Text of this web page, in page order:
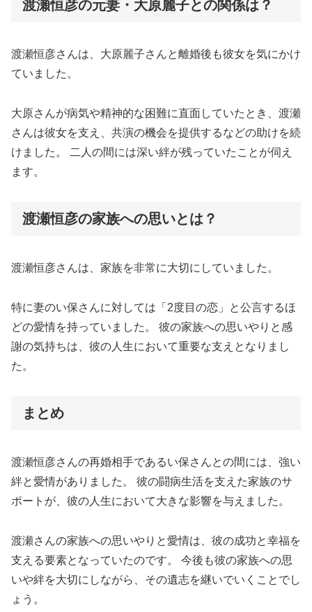
渡瀬恒彦の元妻・大原麗子との関係は？
渡瀬恒彦さんは、大原麗子さんと離婚後も彼女を気にかけ
ていました。
大原さんが病気や精神的な困難に直面していたとき、渡瀬
さんは彼女を支え、共演の機会を提供するなどの助けを続
けました。 二人の間には深い絆が残っていたことが伺え
ます。
渡瀬恒彦の家族への思いとは？
渡瀬恒彦さんは、家族を非常に大切にしていました。
特に妻のい保さんに対しては「2度目の恋」と公言するほ
どの愛情を持っていました。 彼の家族への思いやりと感
謝の気持ちは、彼の人生において重要な支えとなりまし
た。
まとめ
渡瀬恒彦さんの再婚相手であるい保さんとの間には、強い
絆と愛情がありました。 彼の闘病生活を支えた家族のサ
ポートが、彼の人生において大きな影響を与えました。
渡瀬さんの家族への思いやりと愛情は、彼の成功と幸福を
支える要素となっていたのです。 今後も彼の家族への思
いや絆を大切にしながら、その遺志を継いでいくことでし
ょう。